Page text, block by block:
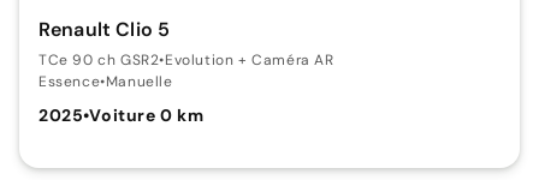
Renault Clio 5
TCe 90 ch GSR2•Evolution + Caméra AR
Essence•Manuelle
2025•Voiture 0 km